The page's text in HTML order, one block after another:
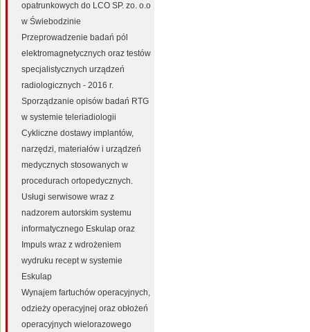
opatrunkowych do LCO SP. zo. o.o
w Świebodzinie
Przeprowadzenie badań pól
elektromagnetycznych oraz testów
specjalistycznych urządzeń
radiologicznych - 2016 r.
Sporządzanie opisów badań RTG
w systemie teleriadiologii
Cykliczne dostawy implantów,
narzędzi, materiałów i urządzeń
medycznych stosowanych w
procedurach ortopedycznych.
Usługi serwisowe wraz z
nadzorem autorskim systemu
informatycznego Eskulap oraz
Impuls wraz z wdrożeniem
wydruku recept w systemie
Eskulap
Wynajem fartuchów operacyjnych,
odzieży operacyjnej oraz obłożeń
operacyjnych wielorazowego